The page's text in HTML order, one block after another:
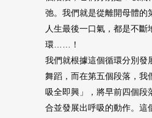
弛。我們就是從離開母體的
人生最後一口氣，都是不斷
環……！
我們就根據這個循環分別發
舞蹈，而在第五個段落，我
吸全即興」，將早前四個段
合並發展出呼吸的動作。這